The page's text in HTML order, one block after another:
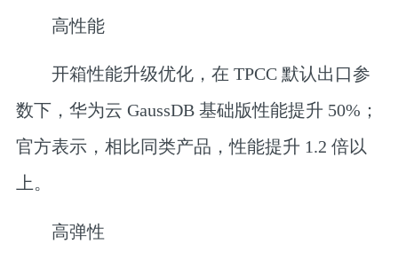
‎高性能
开箱性能升级优化，在 TPCC 默认出口参
数下，华为云 GaussDB 基础版性能提升 50%；
官方表示，相比同类产品，性能提升 1.2 倍以
上。
‎高弹性